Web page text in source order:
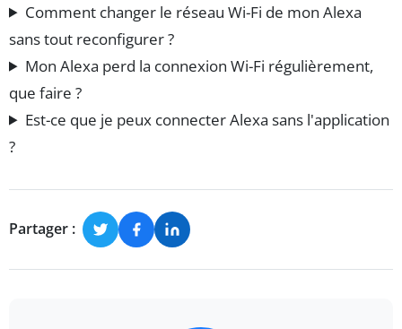
Comment changer le réseau Wi-Fi de mon Alexa
sans tout reconfigurer ?
Mon Alexa perd la connexion Wi-Fi régulièrement,
que faire ?
Est-ce que je peux connecter Alexa sans l'application
?
Partager :